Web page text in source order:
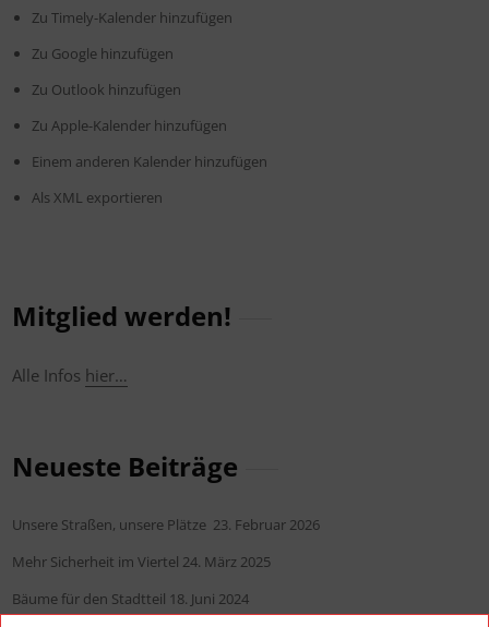
Zu Timely-Kalender hinzufügen
Zu Google hinzufügen
Zu Outlook hinzufügen
Zu Apple-Kalender hinzufügen
Einem anderen Kalender hinzufügen
Als XML exportieren
Mitglied werden!
Alle Infos hier…
Neueste Beiträge
Unsere Straßen, unsere Plätze 23. Februar 2026
Mehr Sicherheit im Viertel 24. März 2025
Bäume für den Stadtteil 18. Juni 2024